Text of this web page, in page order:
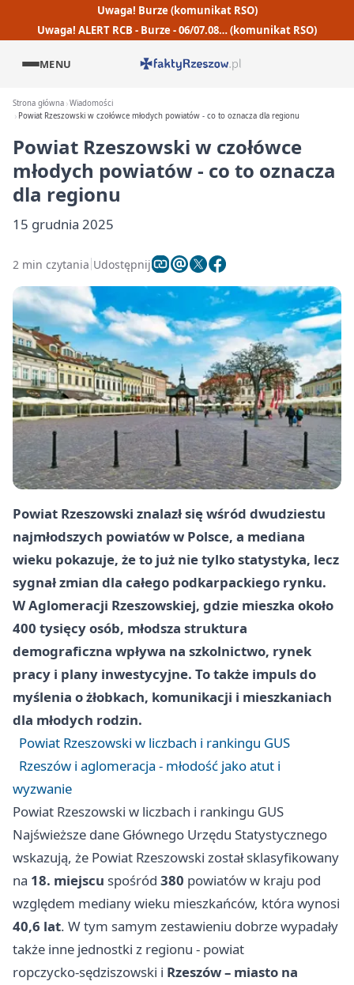
Uwaga! Burze (komunikat RSO)
Uwaga! ALERT RCB - Burze - 06/07.08… (komunikat RSO)
MENU
Strona główna Wiadomości
Powiat Rzeszowski w czołówce młodych powiatów - co to oznacza dla regionu
Powiat Rzeszowski w czołówce
młodych powiatów - co to oznacza
dla regionu
15 grudnia 2025
2 min czytania Udostępnij
Powiat Rzeszowski znalazł się wśród dwudziestu
najmłodszych powiatów w Polsce, a mediana
wieku pokazuje, że to już nie tylko statystyka, lecz
sygnał zmian dla całego podkarpackiego rynku.
W Aglomeracji Rzeszowskiej, gdzie mieszka około
400 tysięcyosób, młodsza struktura
demograficzna wpływa na szkolnictwo, rynek
pracy i plany inwestycyjne. To także impuls do
myślenia o żłobkach, komunikacji i mieszkaniach
dla młodych rodzin.
Powiat Rzeszowski w liczbach i rankingu GUS
Rzeszów i aglomeracja - młodość jako atut i
wyzwanie
Powiat Rzeszowski w liczbach i rankingu GUS
Najświeższe dane Głównego Urzędu Statystycznego
wskazują, że Powiat Rzeszowski został sklasyfikowany
na 18. miejscu spośród 380 powiatów w kraju pod
względem mediany wieku mieszkańców, która wynosi
40,6 lat. W tym samym zestawieniu dobrze wypadały
także inne jednostki z regionu - powiat
ropczycko‑sędziszowski i Rzeszów – miasto na